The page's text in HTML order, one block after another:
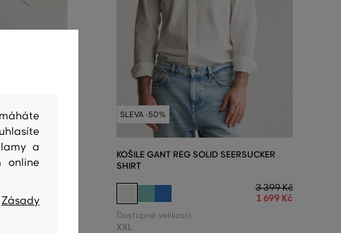
OXFORD SS
1 499 Kč
SLEVA -50%
KOŠILE GANT REG SOLID SEERSUCKER
SHIRT
3 399 Kč
1 699 Kč
Dostupné velikosti:
XXL
a
online
Zásady